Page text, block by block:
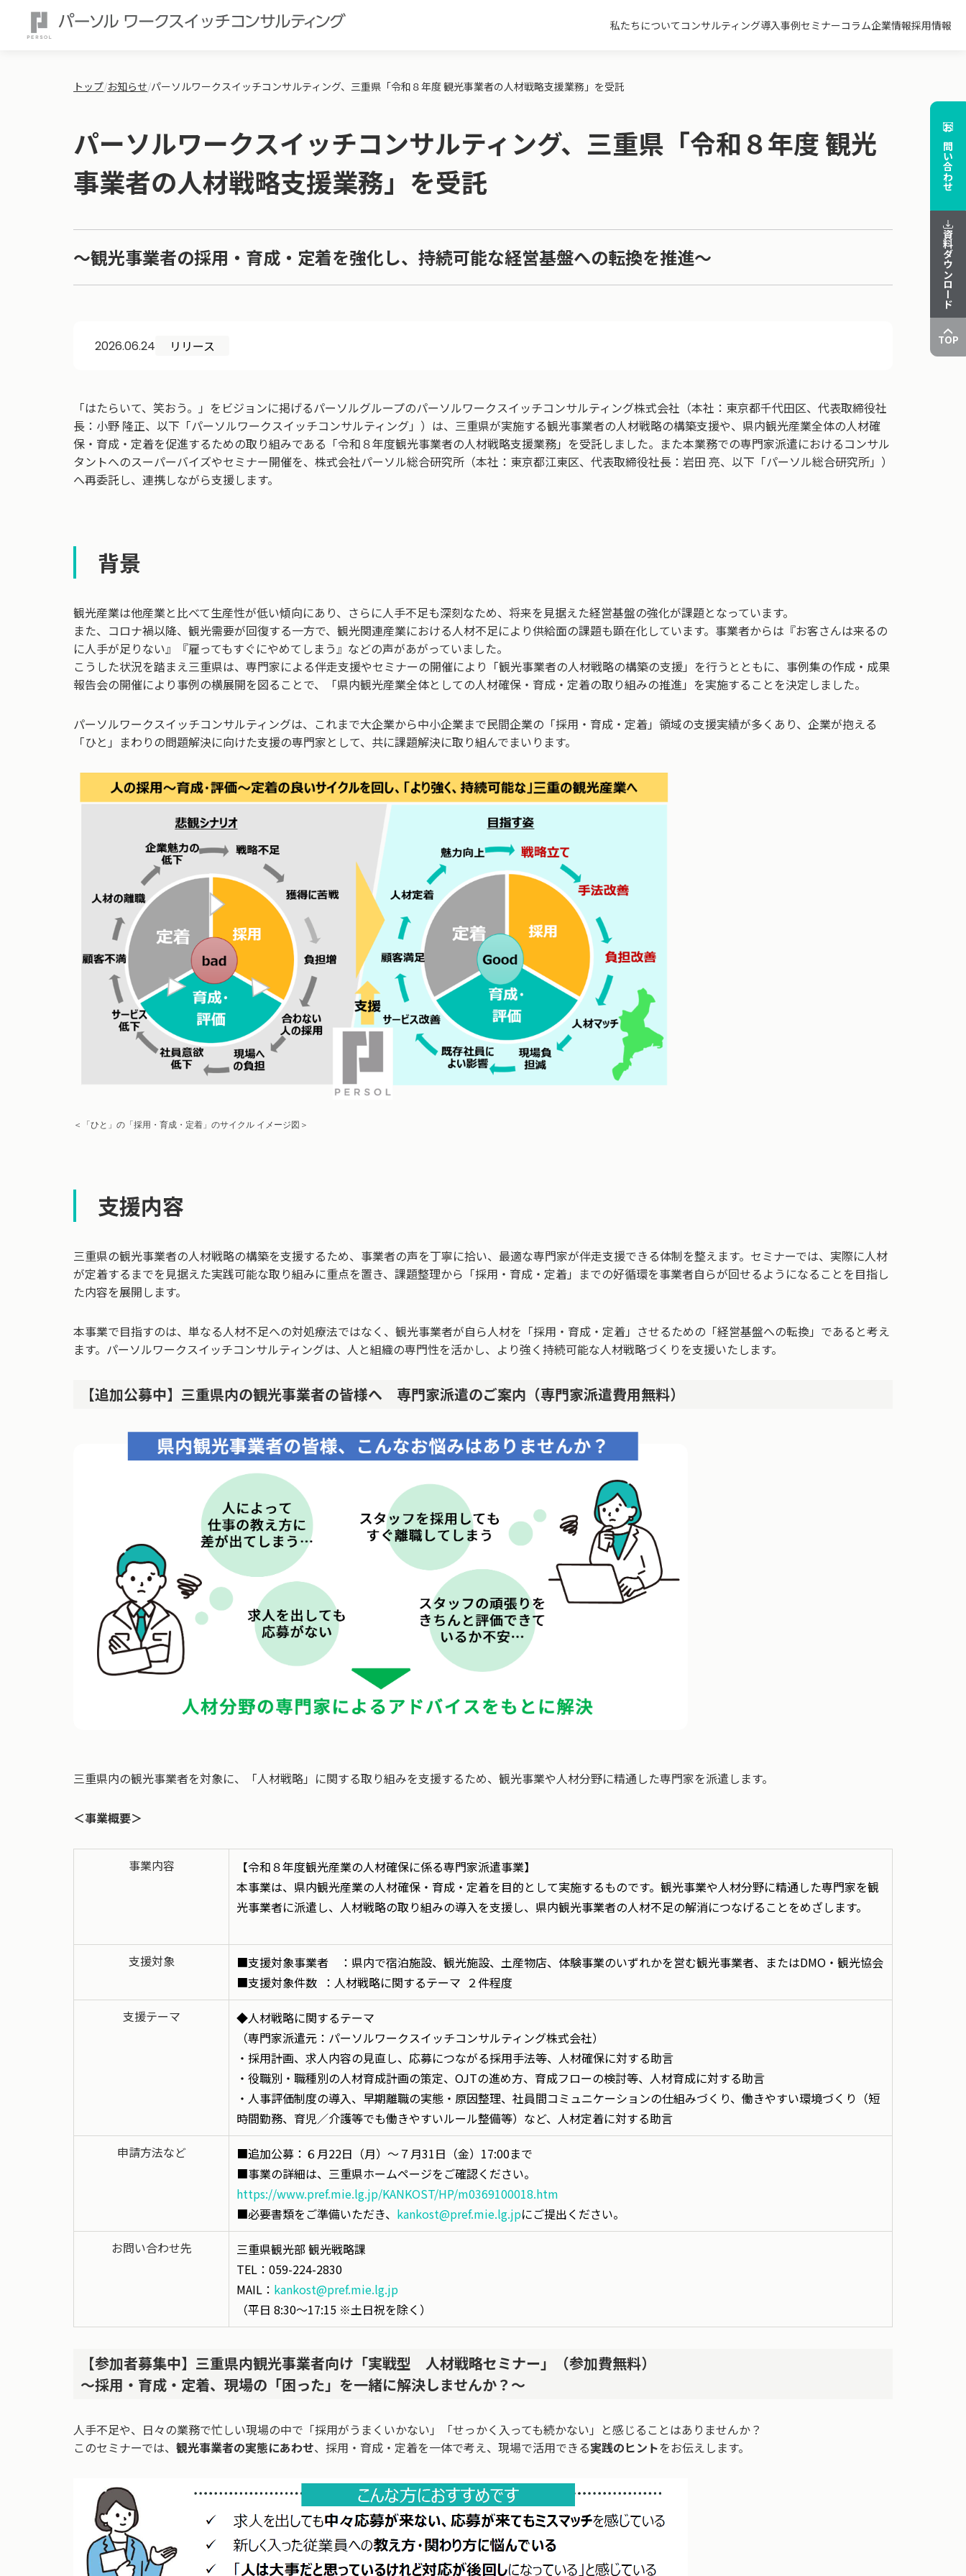
私たちについてコンサルティング導入事例セミナーコラム企業情報採用情報
トップ/お知らせ/パーソルワークスイッチコンサルティング、三重県「令和８年度 観光事業者の人材戦略支援業務」を受託
パーソルワークスイッチコンサルティング、三重県「令和８年度 観光
事業者の人材戦略支援業務」を受託
～観光事業者の採用・育成・定着を強化し、持続可能な経営基盤への転換を推進～
2026.06.24 リリース
「はたらいて、笑おう。」をビジョンに掲げるパーソルグループのパーソルワークスイッチコンサルティング株式会社（本社：東京都千代田区、代表取締役社
長：小野 隆正、以下「パーソルワークスイッチコンサルティング」）は、三重県が実施する観光事業者の人材戦略の構築支援や、県内観光産業全体の人材確
保・育成・定着を促進するための取り組みである「令和８年度観光事業者の人材戦略支援業務」を受託しました。また本業務での専門家派遣におけるコンサル
タントへのスーパーバイズやセミナー開催を、株式会社パーソル総合研究所（本社：東京都江東区、代表取締役社長：岩田 亮、以下「パーソル総合研究所」）
へ再委託し、連携しながら支援します。
背景
観光産業は他産業と比べて生産性が低い傾向にあり、さらに人手不足も深刻なため、将来を見据えた経営基盤の強化が課題となっています。
また、コロナ禍以降、観光需要が回復する一方で、観光関連産業における人材不足により供給面の課題も顕在化しています。事業者からは『お客さんは来るの
に人手が足りない』『雇ってもすぐにやめてしまう』などの声があがっていました。
こうした状況を踏まえ三重県は、専門家による伴走支援やセミナーの開催により「観光事業者の人材戦略の構築の支援」を行うとともに、事例集の作成・成果
報告会の開催により事例の横展開を図ることで、「県内観光産業全体としての人材確保・育成・定着の取り組みの推進」を実施することを決定しました。
パーソルワークスイッチコンサルティングは、これまで大企業から中小企業まで民間企業の「採用・育成・定着」領域の支援実績が多くあり、企業が抱える
「ひと」まわりの問題解決に向けた支援の専門家として、共に課題解決に取り組んでまいります。
＜「ひと」の「採用・育成・定着」のサイクル イメージ図＞
支援内容
三重県の観光事業者の人材戦略の構築を支援するため、事業者の声を丁寧に拾い、最適な専門家が伴走支援できる体制を整えます。セミナーでは、実際に人材
が定着するまでを見据えた実践可能な取り組みに重点を置き、課題整理から「採用・育成・定着」までの好循環を事業者自らが回せるようになることを目指し
た内容を展開します。
本事業で目指すのは、単なる人材不足への対処療法ではなく、観光事業者が自ら人材を「採用・育成・定着」させるための「経営基盤への転換」であると考え
ます。パーソルワークスイッチコンサルティングは、人と組織の専門性を活かし、より強く持続可能な人材戦略づくりを支援いたします。
【追加公募中】三重県内の観光事業者の皆様へ 専門家派遣のご案内（専門家派遣費用無料）
三重県内の観光事業者を対象に、「人材戦略」に関する取り組みを支援するため、観光事業や人材分野に精通した専門家を派遣します。
＜事業概要＞
事業内容
【令和８年度観光産業の人材確保に係る専門家派遣事業】
本事業は、県内観光産業の人材確保・育成・定着を目的として実施するものです。観光事業や人材分野に精通した専門家を観
光事業者に派遣し、人材戦略の取り組みの導入を支援し、県内観光事業者の人材不足の解消につなげることをめざします。
支援対象
■支援対象事業者 ：県内で宿泊施設、観光施設、土産物店、体験事業のいずれかを営む観光事業者、またはDMO・観光協会
■支援対象件数 ：人材戦略に関するテーマ ２件程度
支援テーマ
◆人材戦略に関するテーマ
（専門家派遣元：パーソルワークスイッチコンサルティング株式会社）
・採用計画、求人内容の見直し、応募につながる採用手法等、人材確保に対する助言
・役職別・職種別の人材育成計画の策定、OJTの進め方、育成フローの検討等、人材育成に対する助言
・人事評価制度の導入、早期離職の実態・原因整理、社員間コミュニケーションの仕組みづくり、働きやすい環境づくり（短
時間勤務、育児／介護等でも働きやすいルール整備等）など、人材定着に対する助言
申請方法など
■追加公募：６月22日（月）～７月31日（金）17:00まで
■事業の詳細は、三重県ホームページをご確認ください。
https://www.pref.mie.lg.jp/KANKOST/HP/m0369100018.htm
■必要書類をご準備いただき、 kankost@pref.mie.lg.jpにご提出ください。
お問い合わせ先
三重県観光部 観光戦略課
TEL：059-224-2830
MAIL： kankost@pref.mie.lg.jp
（平日 8:30～17:15 ※土日祝を除く）
【参加者募集中】三重県内観光事業者向け「実戦型 人材戦略セミナー」（参加費無料）
～採用・育成・定着、現場の「困った」を一緒に解決しませんか？～
人手不足や、日々の業務で忙しい現場の中で「採用がうまくいかない」「せっかく入っても続かない」と感じることはありませんか？
このセミナーでは、 観光事業者の実態にあわせ、採用・育成・定着を一体で考え、現場で活用できる実践のヒントをお伝えします。
お問い合わせ
資料ダウンロード
TOP